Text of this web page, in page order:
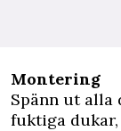
Montering
Spänn ut alla
fuktiga